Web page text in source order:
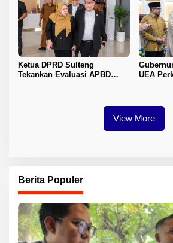
Ketua DPRD Sulteng
Tekankan Evaluasi APBD
UEA
View More
Berita Populer